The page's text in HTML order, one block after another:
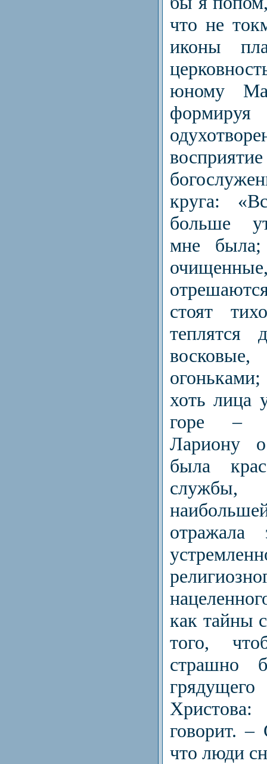
что не
иконы
юному
круга:
больше
мне
стоят
теплятся
хоть лица
горе –
Лариону
была
отражала
как тайны
того,
страшно
говорит.
что люди